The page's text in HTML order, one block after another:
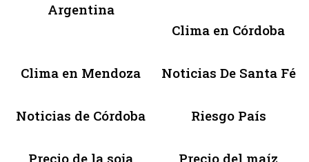
Argentina
Clima en Córdoba
Clima en Mendoza Noticias De Santa Fé
Noticias de Córdoba Riesgo País
Precio de la soja Precio del maíz